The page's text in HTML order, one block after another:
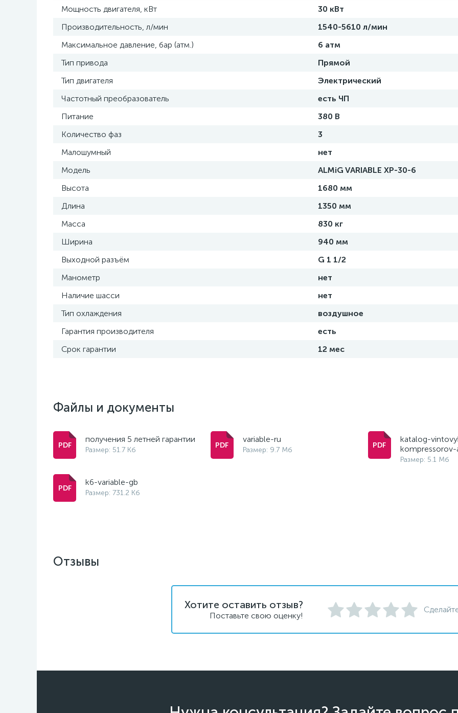
Мощность двигателя, кВт
30 кВт
Производительность, л/мин
1540-5610 л/мин
Максимальное давление, бар (атм.)
6 атм
Тип привода
Прямой
Тип двигателя
Электрический
Частотный преобразователь
есть ЧП
Питание
380 В
Количество фаз
3
Малошумный
нет
Модель
ALMiG VARIABLE XP-30-6
Высота
1680 мм
Длина
1350 мм
Масса
830 кг
Ширина
940 мм
Выходной разъём
G 1 1/2
Манометр
нет
Наличие шасси
нет
Тип охлаждения
воздушное
Гарантия производителя
есть
Срок гарантии
12 мес
Файлы и документы
получения 5 летней гарантии
Размер: 51.7 Кб
variable-ru
Размер: 9.7 Мб
katalog-
kompressorov-
Размер: 5.1 Мб
k6-variable-gb
Размер: 731.2 Кб
Отзывы
Хотите оставить отзыв?
Поставьте свою оценку!